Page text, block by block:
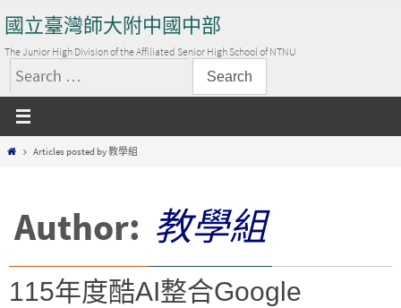
to
content
國立臺灣師大附中國中部
The Junior High Division of the Affiliated Senior High School of NTNU
搜
尋
關
鍵HomeArticles posted by 教學組
Author: 教學組
115年度酷AI整合Google